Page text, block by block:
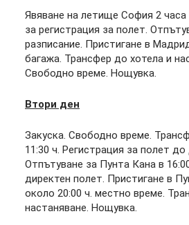
Явяване на летище София 2 часа
за регистрация за полет.
разписание. Пристигане в
багажа. Трансфер до хотела и
Свободно време. Нощувка.
Втори ден
Закуска. Свободно време.
11:30 ч. Регистрация за полет
Отпътуване за Пунта Кана в
директен полет. Пристигане в
около 20:00 ч. местно време.
настаняване. Нощувка.